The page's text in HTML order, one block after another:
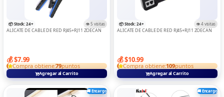
SOPORTE DE TABLE/LAPTOP
TABLET
TRIPODE
📦 Stock: 24+ 👁️ 5 visitas
ALICATE DE CABLE DE RED RJ45+RJ11 ZOECAN
💰 $7.99
Compra obtiene:79puntos
Agregar al Carrito
📦 Stock: 24+ 👁️ 4 visitas
ALICATE DE CABLE DE RED RJ45+RJ11 ZOECAN
💰 $10.99
Compra obtiene:109puntos
Agregar al Carrito
🚚 Encargo 🚚 Encargo